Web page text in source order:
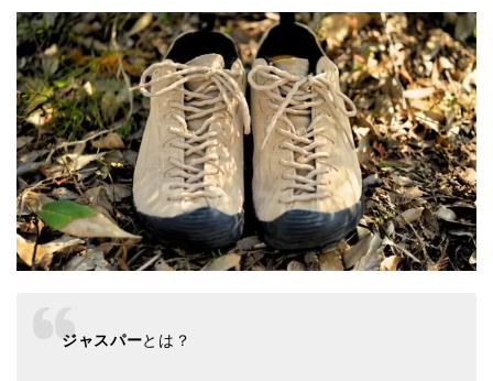
ジャスパーとは？